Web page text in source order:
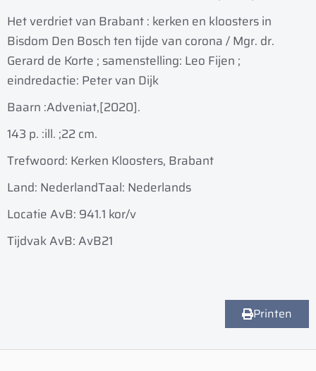
Het verdriet van Brabant : kerken en kloosters in
Bisdom Den Bosch ten tijde van corona / Mgr. dr.
Gerard de Korte ; samenstelling: Leo Fijen ;
eindredactie: Peter van Dijk
Baarn :Adveniat,[2020].
143 p. :ill. ;22 cm.
Trefwoord: Kerken Kloosters, Brabant
Land: NederlandTaal: Nederlands
Locatie AvB: 941.1 kor/v
Tijdvak AvB: AvB21
Printen